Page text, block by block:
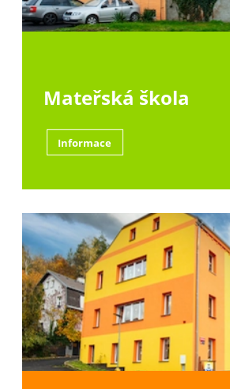
Mateřská škola
Informace